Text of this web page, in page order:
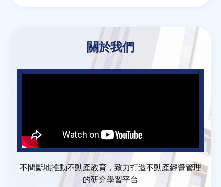
關於我們
不間斷地推動不動產教育，致力打造不動產經營管理
的研究學習平台